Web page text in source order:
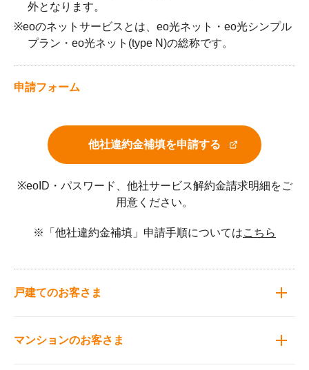
外となります。
※eoのネットサービスとは、eo光ネット・eo光シンプル
プラン・eo光ネット(type N)の総称です。
申請フォーム
他社違約金補填を申請する
※eoID・パスワード、他社サービス解約金請求明細をご
用意ください。
※「他社違約金補填」申請手順についてはこちら
戸建てのお客さま
マンションのお客さま